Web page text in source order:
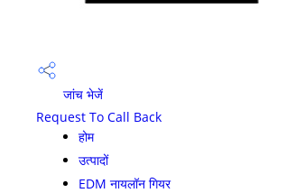
जांच भेजें
Request To Call Back
होम
उत्पादों
EDM नायलॉन गियर